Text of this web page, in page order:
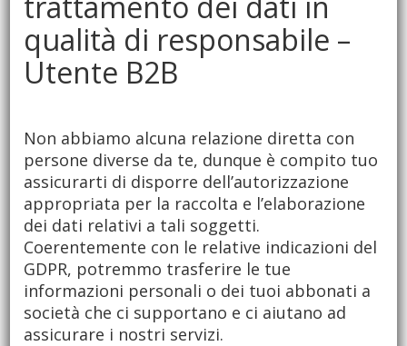
qualità di responsabile –
Utente B2B
Non abbiamo alcuna relazione diretta con
persone diverse da te, dunque è compito tuo
assicurarti di disporre dell’autorizzazione
appropriata per la raccolta e l’elaborazione
dei dati relativi a tali soggetti.
Coerentemente con le relative indicazioni del
GDPR, potremmo trasferire le tue
informazioni personali o dei tuoi abbonati a
società che ci supportano e ci aiutano ad
assicurare i nostri servizi.